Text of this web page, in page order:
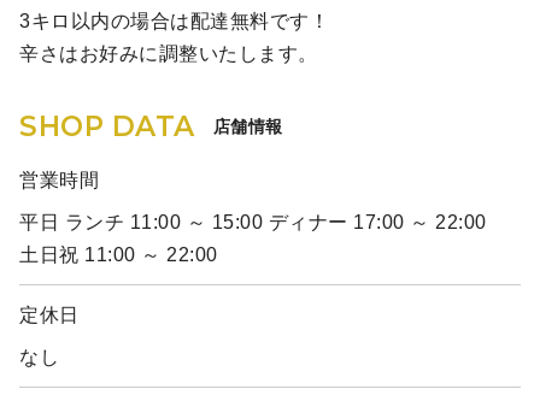
3キロ以内の場合は配達無料です！
辛さはお好みに調整いたします。
SHOP DATA 店舗情報
営業時間
平日 ランチ 11:00 ～ 15:00 ディナー 17:00 ～ 22:00
土日祝 11:00 ～ 22:00
定休日
なし